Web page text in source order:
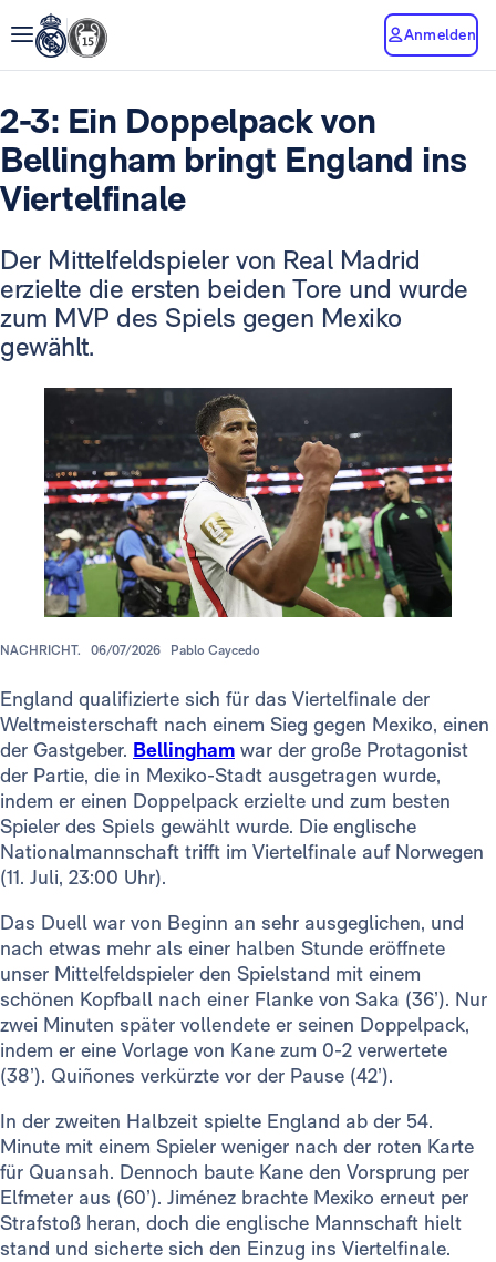
Anmelden
2-3: Ein Doppelpack von
Bellingham bringt England ins
Viertelfinale
Der Mittelfeldspieler von Real Madrid
erzielte die ersten beiden Tore und wurde
zum MVP des Spiels gegen Mexiko
gewählt.
NACHRICHT. 06/07/2026 Pablo Caycedo
England qualifizierte sich für das Viertelfinale der
Weltmeisterschaft nach einem Sieg gegen Mexiko, einen
der Gastgeber. Bellingham war der große Protagonist
der Partie, die in Mexiko-Stadt ausgetragen wurde,
indem er einen Doppelpack erzielte und zum besten
Spieler des Spiels gewählt wurde. Die englische
Nationalmannschaft trifft im Viertelfinale auf Norwegen
(11. Juli, 23:00 Uhr).
Das Duell war von Beginn an sehr ausgeglichen, und
nach etwas mehr als einer halben Stunde eröffnete
unser Mittelfeldspieler den Spielstand mit einem
schönen Kopfball nach einer Flanke von Saka (36’). Nur
zwei Minuten später vollendete er seinen Doppelpack,
indem er eine Vorlage von Kane zum 0-2 verwertete
(38’). Quiñones verkürzte vor der Pause (42’).
In der zweiten Halbzeit spielte England ab der 54.
Minute mit einem Spieler weniger nach der roten Karte
für Quansah. Dennoch baute Kane den Vorsprung per
Elfmeter aus (60’). Jiménez brachte Mexiko erneut per
Strafstoß heran, doch die englische Mannschaft hielt
stand und sicherte sich den Einzug ins Viertelfinale.